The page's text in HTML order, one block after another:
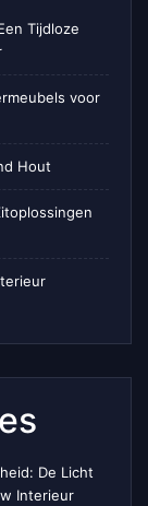
Tijdloze
voor
Hout
De Licht
Interieur